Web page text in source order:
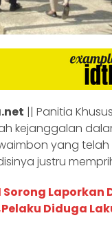
|| Panitia
kejanggalan
yang
justru
Sorong Laporkan
Diduga